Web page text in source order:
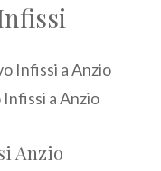
a Anzio
Anzio